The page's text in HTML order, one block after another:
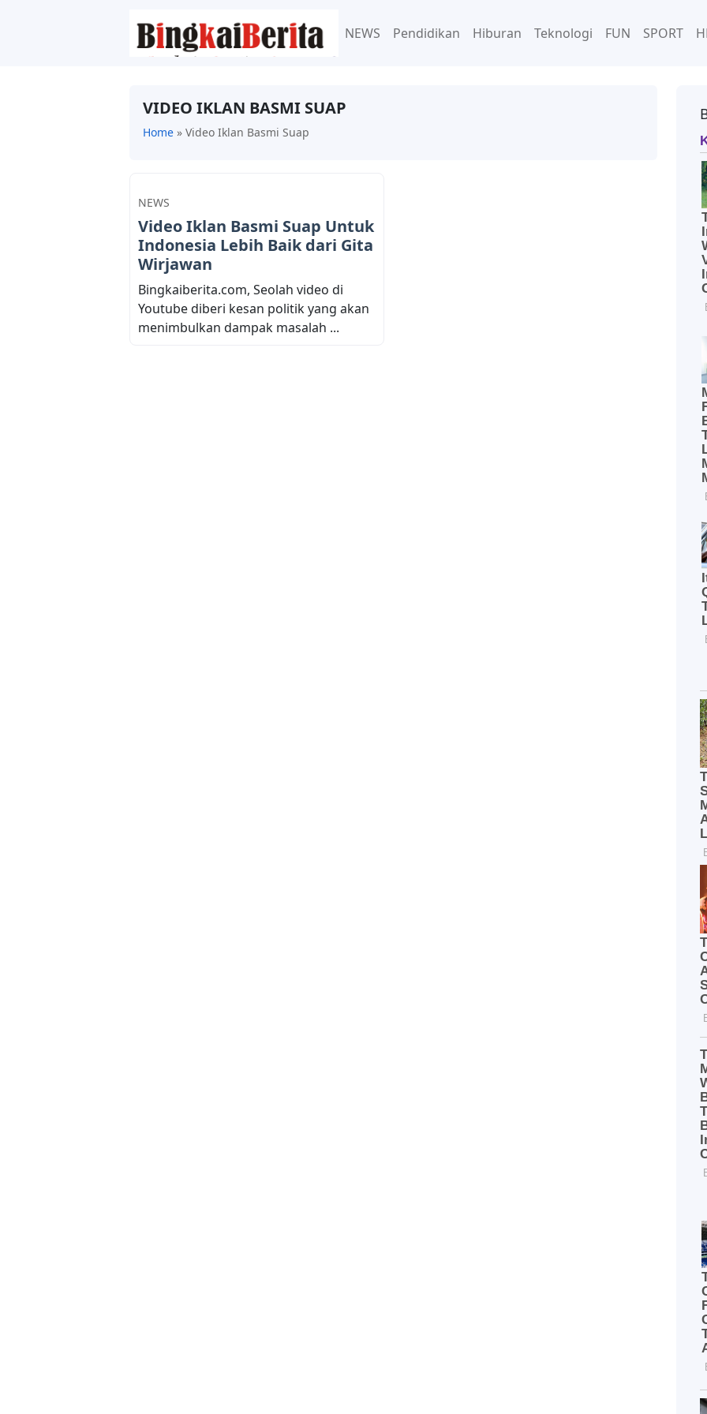
NEWS Pendidikan Hiburan Teknologi FUN SPORT
VIDEO IKLAN BASMI SUAP
Home » Video Iklan Basmi Suap
NEWS
Video Iklan Basmi Suap Untuk
Indonesia Lebih Baik dari Gita
Wirjawan
Bingkaiberita.com, Seolah video di
Youtube diberi kesan politik yang akan
menimbulkan dampak masalah ...